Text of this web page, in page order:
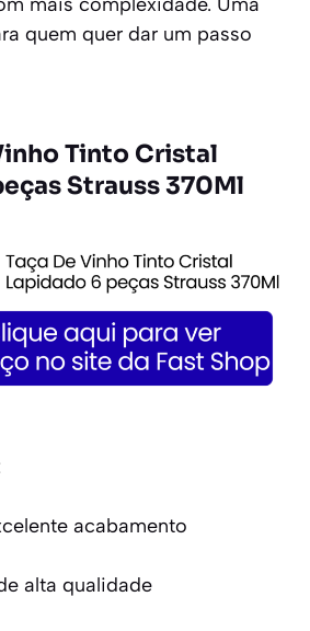
mais complexidade. Uma
quem quer dar um passo
Tinto Cristal
Strauss 370Ml
acabamento
alta qualidade